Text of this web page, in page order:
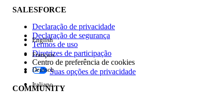
Impacto do recurso
Edição
SALESFORCE
Declaração de privacidade
Declaração de segurança
Termos de uso
Diretrizes de participação
Centro de preferência de cookies
Suas opções de privacidade
COMMUNITY
English
Français
Deutsch
Italiano